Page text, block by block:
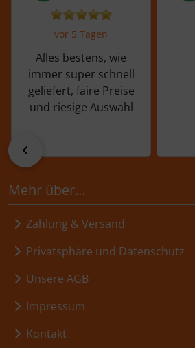
vor 5 Tagen
Alles bestens, wie
immer super schnell
geliefert, faire Preise
und riesige Auswahl
Mehr über...
Zahlung & Versand
Privatsphäre und Datenschutz
Unsere AGB
Impressum
Kontakt